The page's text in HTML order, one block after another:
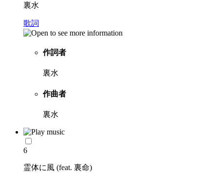
裏水
歌詞
作詞者
裏水
作曲者
裏水
6
霊体に風 (feat. 裏命)